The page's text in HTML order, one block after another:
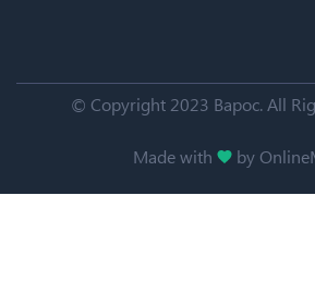
© Copyright 2023 Варос. All
Made with by